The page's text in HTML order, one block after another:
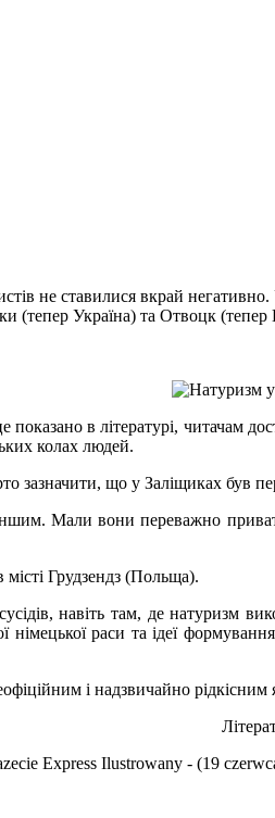
не ставилися вкрай
(тепер Україна) та Отвоцк
в літературі, читачам
колах людей.
зазначити, що у Заліщиках
Мали вони переважно
Грудзендз (Польща).
навіть там, де натуризм
німецької раси та ідеї
і надзвичайно
Express Ilustrowany - (19